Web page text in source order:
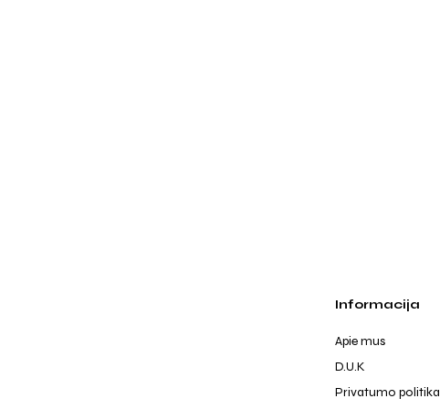
Informacija
Apie mus
D.U.K
Privatumo politika